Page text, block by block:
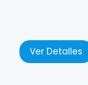
Ver Detalles